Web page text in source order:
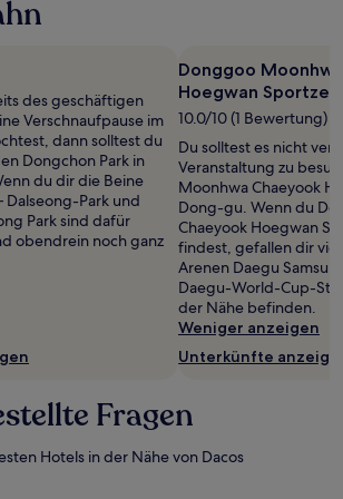
des geschäftigen
Verschnaufpause im
dann solltest du
Dongchon Park in
du dir die Beine
Park und
Park sind dafür
obendrein noch ganz
Donggoo
Hoegwan
10.0/10 (1 Bewertung)
Du solltest es nicht
Veranstaltung zu
Moonhwa Chaeyook
Dong-gu. Wenn du
Chaeyook Hoegwan
findest, gefallen dir
Arenen Daegu
Daegu-World-Cup-
der Nähe befinden.
Weniger anzeigen
Unterkünfte
Fragen
Hotels in der Nähe von Dacos